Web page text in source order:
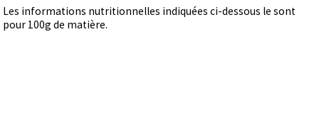
Les informations nutritionnelles indiquées ci-dessous le sont
pour 100g de matière.